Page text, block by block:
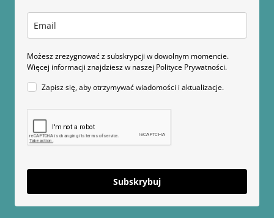
Możesz zrezygnować z subskrypcji w dowolnym momencie.
Więcej informacji znajdziesz w naszej Polityce Prywatności.
Zapisz się, aby otrzymywać wiadomości i aktualizacje.
Subskrybuj